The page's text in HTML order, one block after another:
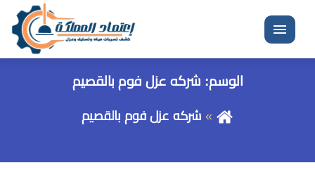
القائمة
الوسم: شركه عزل فوم بالقصيم
شركه عزل فوم بالقصيم